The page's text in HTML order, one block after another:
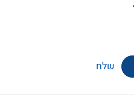
שלח